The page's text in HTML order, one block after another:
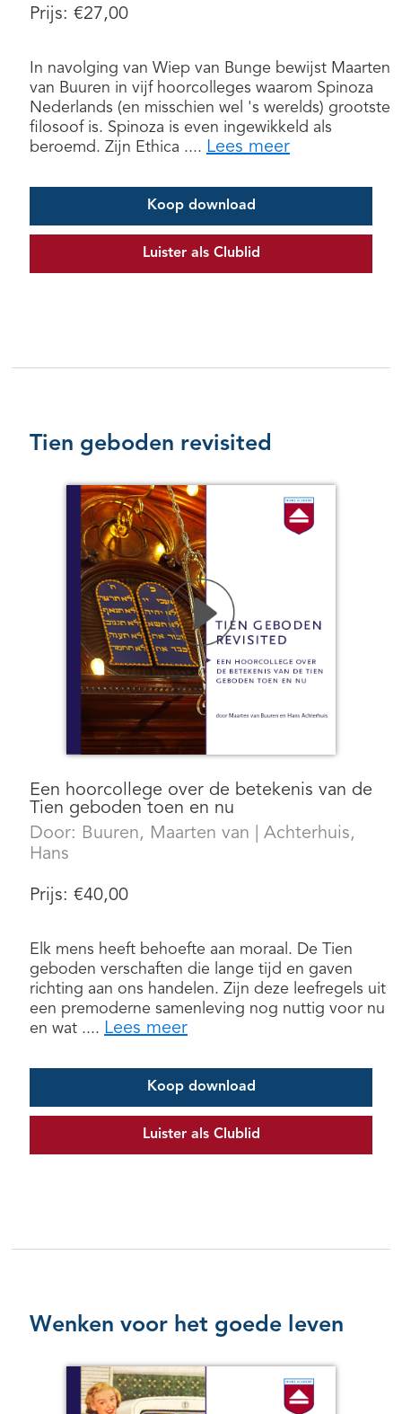
Prijs: €27,00
In navolging van Wiep van Bunge bewijst Maarten
van Buuren in vijf hoorcolleges waarom Spinoza
Nederlands (en misschien wel 's werelds) grootste
filosoof is. Spinoza is even ingewikkeld als
beroemd. Zijn Ethica .... Lees meer
Koop download
Luister als Clublid
Tien geboden revisited
Een hoorcollege over de betekenis van de
Tien geboden toen en nu
Door: Buuren, Maarten van
Achterhuis,
Hans
Prijs: €40,00
Elk mens heeft behoefte aan moraal. De Tien
geboden verschaften die lange tijd en gaven
richting aan ons handelen. Zijn deze leefregels uit
een premoderne samenleving nog nuttig voor nu
en wat .... Lees meer
Koop download
Luister als Clublid
Wenken voor het goede leven